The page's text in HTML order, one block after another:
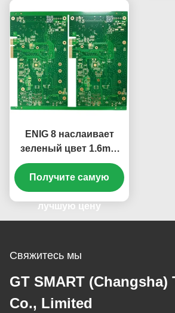
ENIG 8 наслаивает
зеленый цвет 1.6mm
твердого Silkscreen
белый KB6160A доски
PCB
Получите самую
лучшую цену
Свяжитесь мы
GT SMART (Changsha)
Co., Limited